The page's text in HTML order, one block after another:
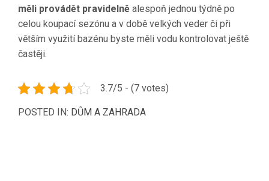
měli provádět pravidelně alespoň jednou týdně po
celou koupací sezónu a v době velkých veder či při
větším využití bazénu byste měli vodu kontrolovat ještě
častěji.
3.7/5 - (7 votes)
POSTED IN: DŮM A ZAHRADA